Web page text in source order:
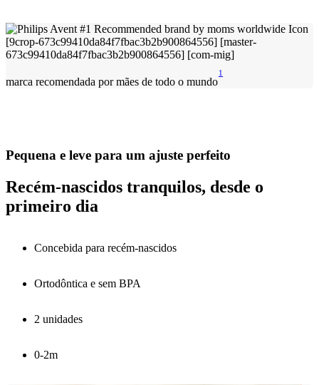
marca recomendada por mães de todo o mundo
1
Pequena e leve para um ajuste perfeito
Recém-nascidos tranquilos, desde o
primeiro dia
Concebida para recém-nascidos
Ortodôntica e sem BPA
2 unidades
0-2m